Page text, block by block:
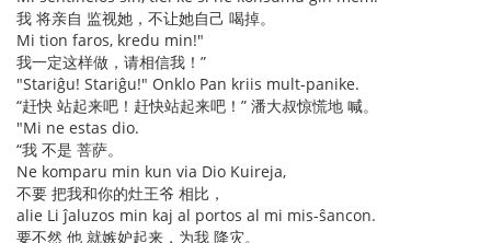
我 将亲自 监视她，不让她自己 喝掉。
Mi tion faros, kredu min!"
我一定这样做，请相信我！”
"Stariĝu! Stariĝu!" Onklo Pan kriis mult-panike.
“赶快 站起来吧！赶快站起来吧！” 潘大叔惊慌地 喊。
"Mi ne estas dio.
“我 不是 菩萨。
Ne komparu min kun via Dio Kuireja,
不要 把我和你的灶王爷 相比，
alie Li ĵaluzos min kaj al portos al mi mis-ŝancon.
要不然 他 就嫉妒起来，为我 降灾。